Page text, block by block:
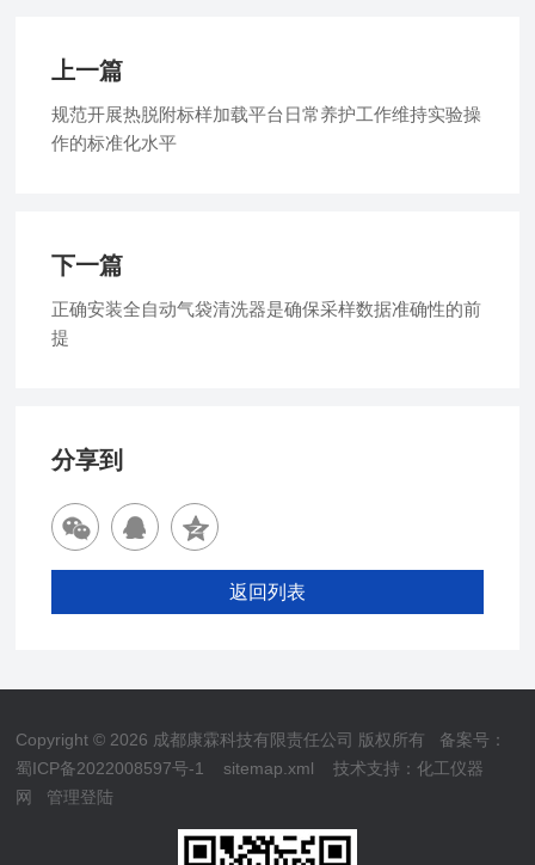
上一篇
规范开展热脱附标样加载平台日常养护工作维持实验操
作的标准化水平
下一篇
正确安装全自动气袋清洗器是确保采样数据准确性的前
提
分享到
返回列表
Copyright © 2026 成都康霖科技有限责任公司 版权所有 备案号：
蜀ICP备2022008597号-1
sitemap.xml 技术支持：化工仪器
网
管理登陆